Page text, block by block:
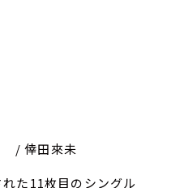
/ 倖田來未
た11枚目のシングル